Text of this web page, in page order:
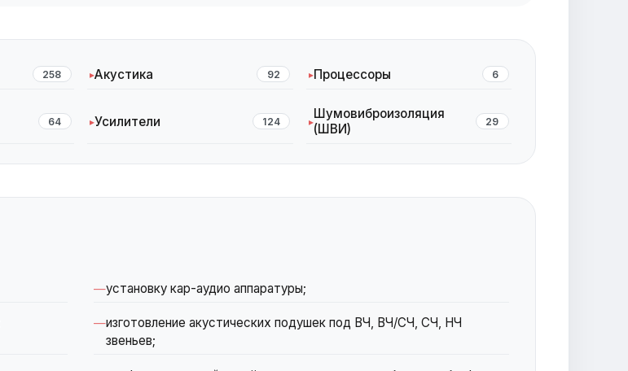
258 Акустика 92 Процессоры 6
64 Усилители 124
Шумовиброизоляция
(ШВИ)
29
установку кар-аудио аппаратуры;
изготовление акустических подушек под ВЧ, ВЧ/СЧ, СЧ, НЧ
звеньев;